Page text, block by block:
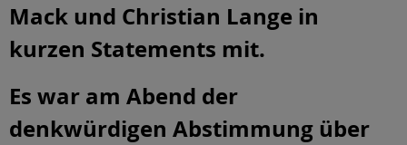
Mack und Christian Lange in
kurzen Statements mit.
Es war am Abend der
denkwürdigen Abstimmung über